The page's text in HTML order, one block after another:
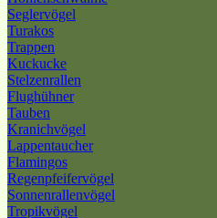
Seglervögel
Turakos
Trappen
Kuckucke
Stelzenrallen
Flughühner
Tauben
Kranichvögel
Lappentaucher
Flamingos
Regenpfeifervögel
Sonnenrallenvögel
Tropikvögel